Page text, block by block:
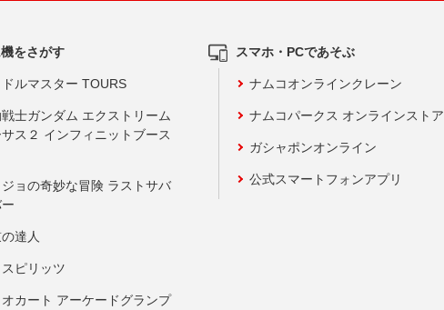
をさがす
ルマスター TOURS
士ガンダム エクストリーム
ス２ インフィニットブース
ョの奇妙な冒険 ラストサバ
達人
ピリッツ
カート アーケードグランプ
スマホ・PCであそぶ
ナムコオンラインクレーン
ナムコパークス オンラインストア
ガシャポンオンライン
公式スマートフォンアプリ